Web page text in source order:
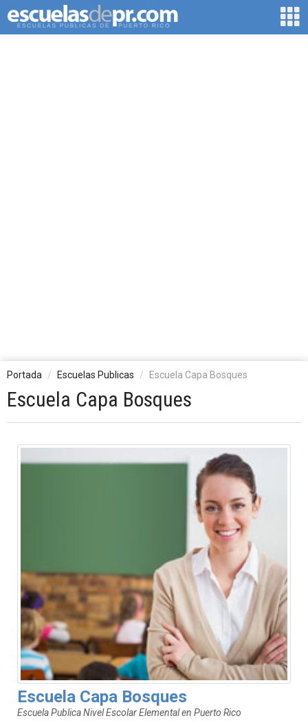
Portada Escuelas Publicas Escuela Capa Bosques
Escuela Capa Bosques
Escuela Capa Bosques
Escuela Publica Nivel Escolar Elemental en Puerto Rico